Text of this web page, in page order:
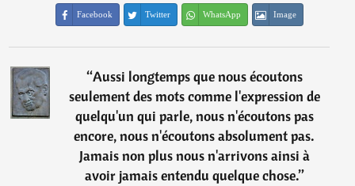
Facebook Twitter WhatsApp Image
“Aussi longtemps que nous écoutons
seulement des mots comme l'expression de
quelqu'un qui parle, nous n'écoutons pas
encore, nous n'écoutons absolument pas.
Jamais non plus nous n'arrivons ainsi à
avoir jamais entendu quelque chose.”